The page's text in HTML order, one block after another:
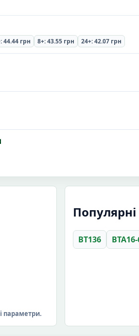
44.44 грн 8+: 43.55 грн 24+: 42.07 грн
параметри.
BT136